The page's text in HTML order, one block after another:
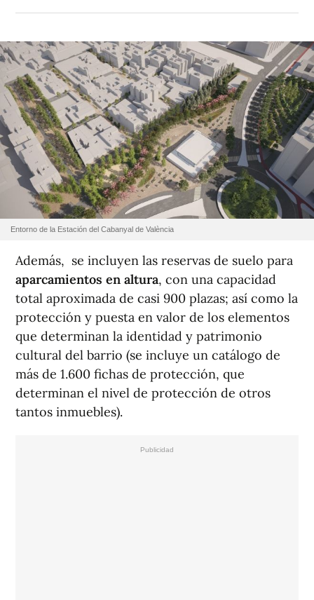
Entorno de la Estación del Cabanyal de València
Además, se incluyen las reservas de suelo para
aparcamientos en altura, con una capacidad
total aproximada de casi 900 plazas; así como la
protección y puesta en valor de los elementos
que determinan la identidad y patrimonio
cultural del barrio (se incluye un catálogo de
más de 1.600 fichas de protección, que
determinan el nivel de protección de otros
tantos inmuebles).